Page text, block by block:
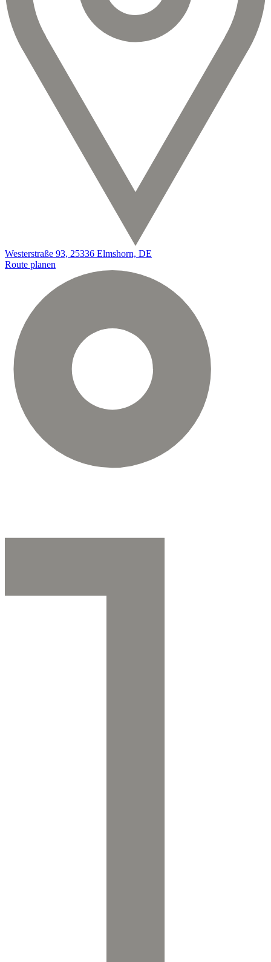
Westerstraße 93, 25336 Elmshorn, DE
Route planen